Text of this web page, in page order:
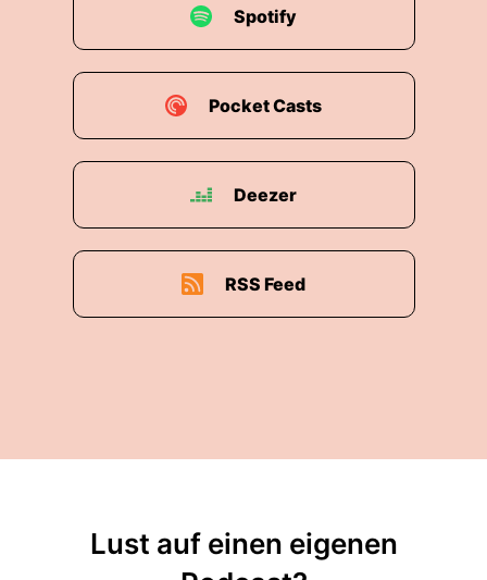
Spotify
Pocket Casts
Deezer
RSS Feed
Lust auf einen eigenen